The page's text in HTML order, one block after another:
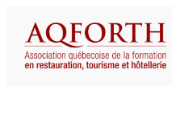
contenu